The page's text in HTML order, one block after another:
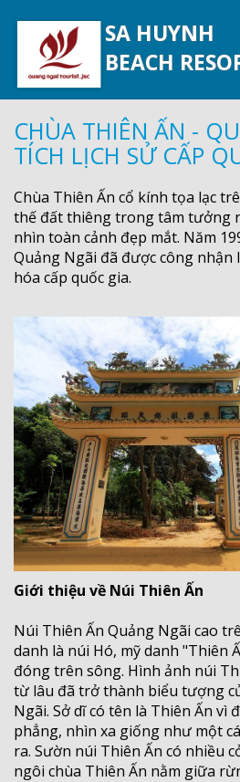
SA HUYNH
BEACH
CHÙA THIÊN ẤN -
TÍCH LỊCH SỬ CẤP
Chùa Thiên Ấn cổ kính tọa lạc
thế đất thiêng trong tâm tưởng
nhìn toàn cảnh đẹp mắt. Năm
Quảng Ngãi đã được công nhận
hóa cấp quốc gia.
Giới thiệu về Núi Thiên Ấn
Núi Thiên Ấn Quảng Ngãi cao
danh là núi Hó, mỹ danh "Thiên
đóng trên sông. Hình ảnh núi
từ lâu đã trở thành biểu tượng
Ngãi. Sở dĩ có tên là Thiên Ấn vì
phẳng, nhìn xa giống như một
ra. Sườn núi Thiên Ấn có nhiều
ngôi chùa Thiên Ấn nằm giữa